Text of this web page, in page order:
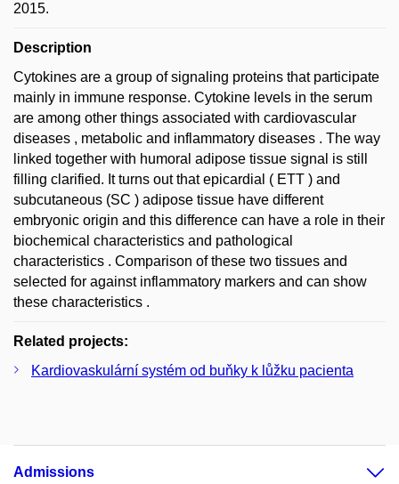
2015.
Description
Cytokines are a group of signaling proteins that participate
mainly in immune response. Cytokine levels in the serum
are among other things associated with cardiovascular
diseases , metabolic and inflammatory diseases . The way
linked together with humoral adipose tissue signal is still
filling clarified. It turns out that epicardial ( ETT ) and
subcutaneous (SC ) adipose tissue have different
embryonic origin and this difference can have a role in their
biochemical characteristics and pathological
characteristics . Comparison of these two tissues and
selected for against inflammatory markers and can show
these characteristics .
Related projects:
Kardiovaskulární systém od buňky k lůžku pacienta
Admissions